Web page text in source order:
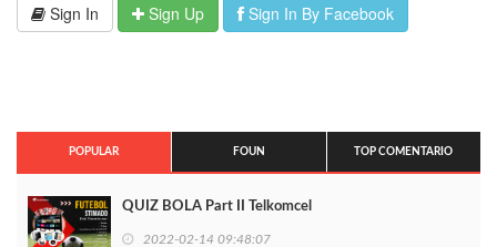
Sign In Sign Up Sign In By Facebook
POPULAR FOUN TOP COMENTARIO
QUIZ BOLA Part II Telkomcel
2022-02-14 09:48:07